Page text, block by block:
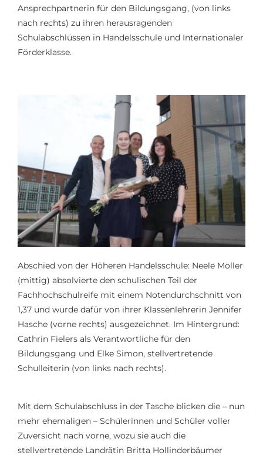
Ansprechpartnerin für den Bildungsgang, (von links
nach rechts) zu ihren herausragenden
Schulabschlüssen in Handelsschule und Internationaler
Förderklasse.
Abschied von der Höheren Handelsschule: Neele Möller
(mittig) absolvierte den schulischen Teil der
Fachhochschulreife mit einem Notendurchschnitt von
1,37 und wurde dafür von ihrer Klassenlehrerin Jennifer
Hasche (vorne rechts) ausgezeichnet. Im Hintergrund:
Cathrin Fielers als Verantwortliche für den
Bildungsgang und Elke Simon, stellvertretende
Schulleiterin (von links nach rechts).
Mit dem Schulabschluss in der Tasche blicken die – nun
mehr ehemaligen – Schülerinnen und Schüler voller
Zuversicht nach vorne, wozu sie auch die
stellvertretende Landrätin Britta Hollinderbäumer